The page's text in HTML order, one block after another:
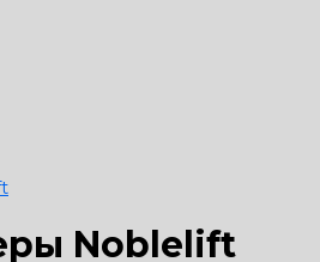
Noblelift